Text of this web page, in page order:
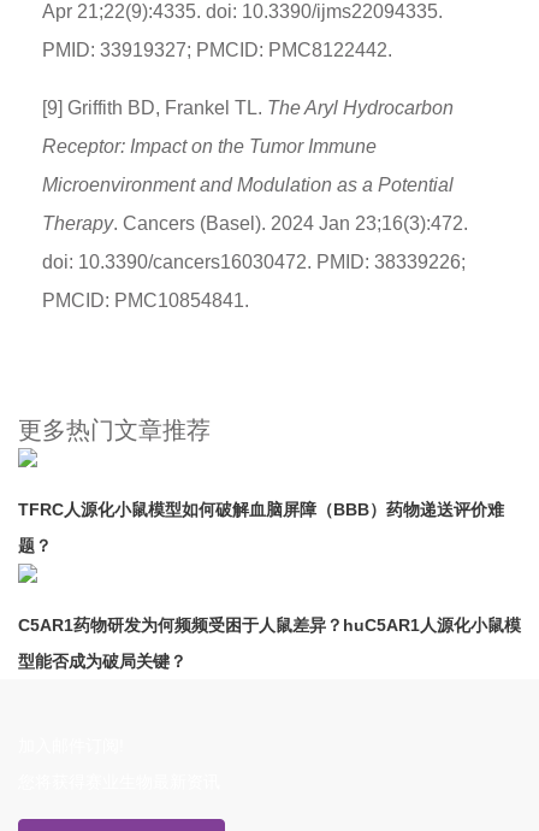
Apr 21;22(9):4335. doi: 10.3390/ijms22094335.
PMID: 33919327; PMCID: PMC8122442.
[9] Griffith BD, Frankel TL. The Aryl Hydrocarbon
Receptor: Impact on the Tumor Immune
Microenvironment and Modulation as a Potential
Therapy. Cancers (Basel). 2024 Jan 23;16(3):472.
doi: 10.3390/cancers16030472. PMID: 38339226;
PMCID: PMC10854841.
更多热门文章推荐
TFRC人源化小鼠模型如何破解血脑屏障（BBB）药物递送评价难
题？
C5AR1药物研发为何频频受困于人鼠差异？huC5AR1人源化小鼠模
型能否成为破局关键？